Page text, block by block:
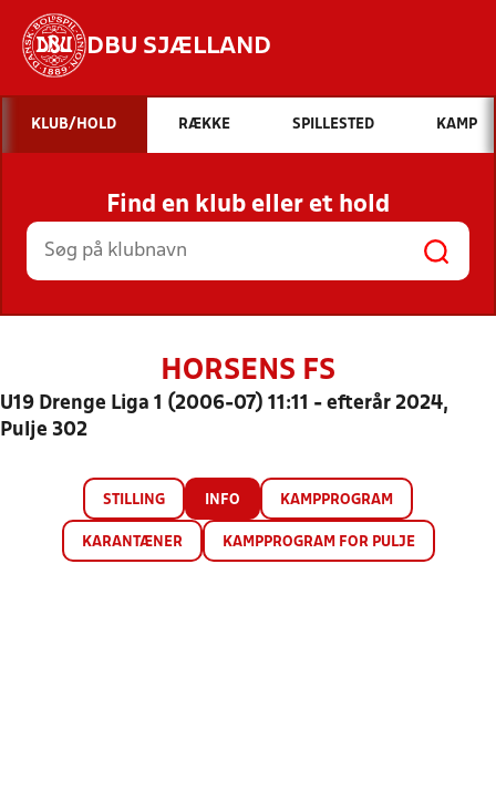
DBU SJÆLLAND
Hvad vil du søge efter?
INDHOLD OG NYHEDER
STILLINGER, RESULTATER, KLUBBER OG
HOLD
KLUB/HOLD RÆKKE SPILLESTED KAMP
Find en klub eller et hold
HORSENS FS
U19 Drenge Liga 1 (2006-07) 11:11 - efterår 2024,
Pulje 302
STILLING INFO KAMPPROGRAM
KARANTÆNER KAMPPROGRAM FOR PULJE